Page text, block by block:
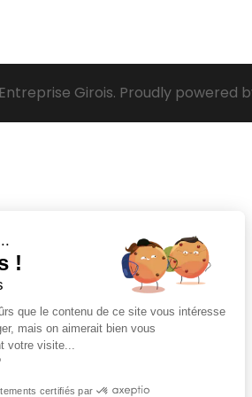
Girois. Proudly powered
!
que le contenu de ce site vous intéresse
mais on aimerait bien vous
votre visite...
certifiés par